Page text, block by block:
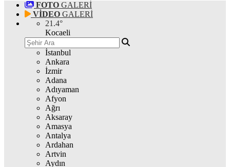
FOTO GALERİ
VİDEO GALERİ
21.4°
Kocaeli
İstanbul
Ankara
İzmir
Adana
Adıyaman
Afyon
Ağrı
Aksaray
Amasya
Antalya
Ardahan
Artvin
Aydın